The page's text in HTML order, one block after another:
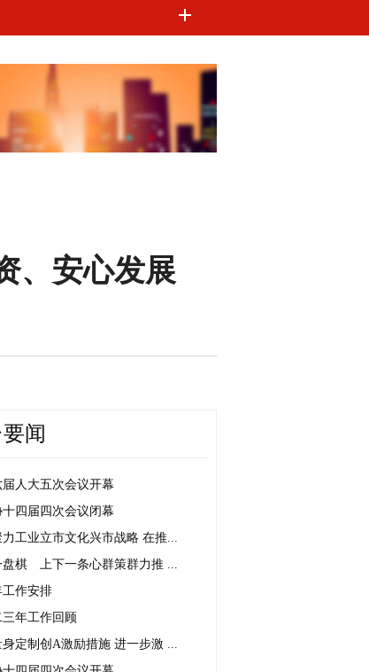
、安心发展
闻
人大五次会议开幕
四届四次会议闭幕
工业立市文化兴市战略 在推...
盘棋 上下一条心群策群力推 ...
工作安排
年工作回顾
定制创A激励措施 进一步激 ...